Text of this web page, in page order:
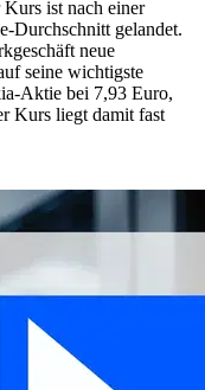
ist nach einer
Durchschnitt gelandet.
neue
seine wichtigste
Aktie bei 7,93 Euro,
Kurs liegt damit fast